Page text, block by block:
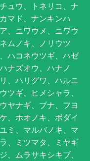
ュウ、トネリコ、ナ
マド、ナンキンハ
、ニワウメ、ニワウ
ムノキ、ノリウツ
ハコネウツギ、ハゼ
ナズオウ、ハナノ
、ハリグワ、ハルニ
ツギ、ヒメシャラ、
ヤナギ、ブナ、フヨ
、ホオノキ、ボダイ
ミ、マルバノキ、マ
、ミツマタ、ミヤギ
、ムラサキシキブ、